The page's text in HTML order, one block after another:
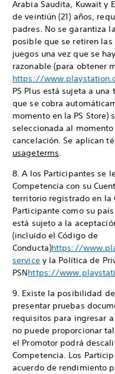
Arabia Saudita, Kuwait y
de veintiún (21) años,
padres. No se garantiza
posible que se retiren
juegos una vez que se
razonable (para obtener
https://
PS Plus está sujeta a
que se cobra
momento en la PS Store)
seleccionada al
cancelación. Se aplican
usageterms.
8. A los Participantes se
Competencia con su
territorio registrado en la
Participante como su
está sujeto a la
(incluido el Código de
Conducta)https://
servicey la Política de
PSNhttps://
9. Existe la posibilidad
presentar pruebas
requisitos para ingresar
no puede proporcionar
el Promotor podrá
Competencia. Los
acuerdo de rendimiento